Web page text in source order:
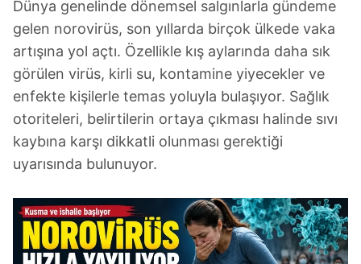
Dünya genelinde dönemsel salgınlarla gündeme
gelen norovirüs, son yıllarda birçok ülkede vaka
artışına yol açtı. Özellikle kış aylarında daha sık
görülen virüs, kirli su, kontamine yiyecekler ve
enfekte kişilerle temas yoluyla bulaşıyor. Sağlık
otoriteleri, belirtilerin ortaya çıkması halinde sıvı
kaybına karşı dikkatli olunması gerektiği
uyarısında bulunuyor.